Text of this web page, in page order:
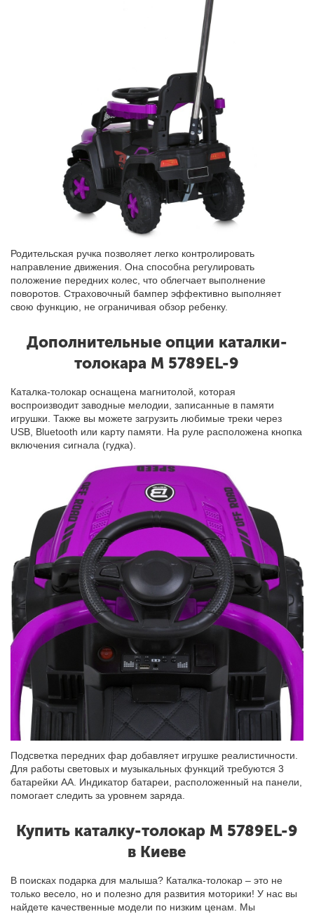
Родительская ручка позволяет легко контролировать
направление движения Она способна регулировать
положение передних колес, что облегчает выполнение
поворотов. Страховочный бампер эффективно выполняет
свою функцию, не ограничивая обзор ребенку.
Дополнительные опции каталки-
толокара M 5789EL-9
Каталка-толокар оснащена магнитолой, которая
воспроизводит заводные мелодии, записанные в памяти
игрушки. Также вы можете загрузить любимые треки через
USB, Bluetooth или карту памяти. На руле расположена кнопка
включения сигнала (гудка).
Подсветка передних фар добавляет игрушке реалистичности.
Для работы световых и музыкальных функций требуются 3
батарейки АА. Индикатор батареи, расположенный на панели,
помогает следить за уровнем заряда.
Купить каталку-толокар M 5789EL-9
в Киеве
В поисках подарка для малыша? Каталка-толокар – это не
только весело, но и полезно для развития моторики! У нас вы
найдете качественные модели по низким ценам. Мы